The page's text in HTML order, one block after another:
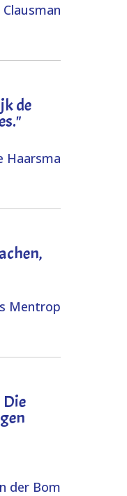
de
Haarsma
Mentrop
der Bom